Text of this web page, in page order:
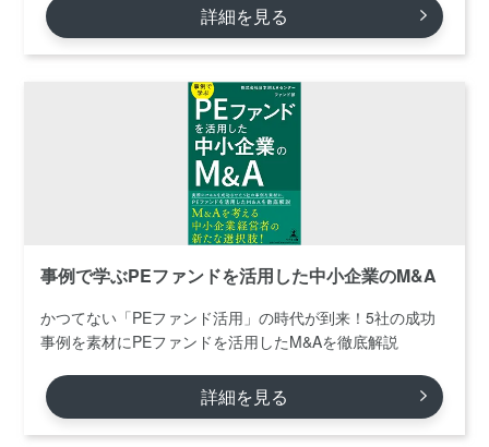
詳細を見る
事例で学ぶPEファンドを活用した中小企業のM&A
かつてない「PEファンド活用」の時代が到来！5社の成功
事例を素材にPEファンドを活用したM&Aを徹底解説
詳細を見る